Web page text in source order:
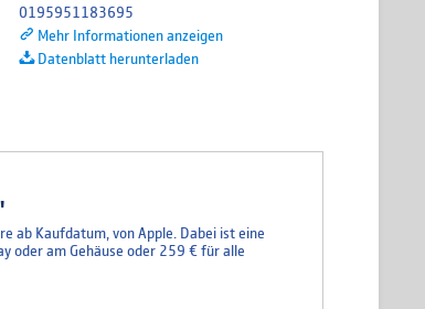
0195951183695
Mehr Informationen anzeigen
Datenblatt herunterladen
ab Kaufdatum, von Apple. Dabei ist eine
oder am Gehäuse oder 259 € für alle